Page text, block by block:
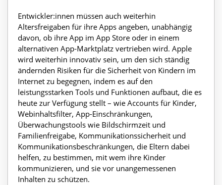
Entwickler:innen müssen auch weiterhin
Altersfreigaben für ihre Apps angeben, unabhängig
davon, ob ihre App im App Store oder in einem
alternativen App-Marktplatz vertrieben wird. Apple
wird weiterhin innovativ sein, um den sich ständig
ändernden Risiken für die Sicherheit von Kindern im
Internet zu begegnen, indem es auf den
leistungsstarken Tools und Funktionen aufbaut, die es
heute zur Verfügung stellt – wie Accounts für Kinder,
Webinhaltsfilter, App-Einschränkungen,
Überwachungstools wie Bildschirmzeit und
Familienfreigabe, Kommunikationssicherheit und
Kommunikationsbeschränkungen, die Eltern dabei
helfen, zu bestimmen, mit wem ihre Kinder
kommunizieren, und sie vor unangemessenen
Inhalten zu schützen.